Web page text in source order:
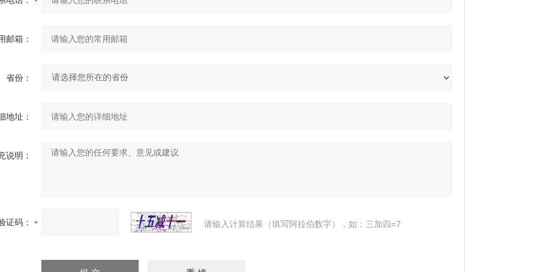
邮箱：
省份：
地址：
说明：
证码： 请输入计算结果（填写阿拉伯数字），如：三加四=7